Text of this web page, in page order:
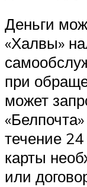
Деньги
«Халвы»
при
может
течение
карты
или